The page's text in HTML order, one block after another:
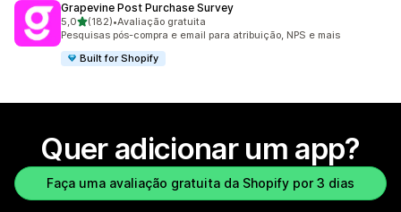
Grapevine Post Purchase Survey
5,0de 5 estrelas
(182)
182 avaliações ao todo
•Avaliação gratuita
Pesquisas pós-compra e email para atribuição, NPS e mais
Built for Shopify
Quer adicionar um app?
Faça uma avaliação gratuita da Shopify por 3 dias